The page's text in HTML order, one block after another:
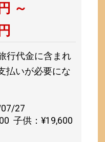
円 ～
円
行代金に含まれ
払いが必要にな
27
子供：¥19,600